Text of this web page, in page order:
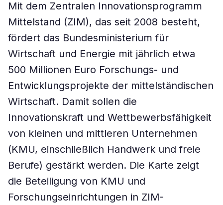
Mit dem Zentralen Innovationsprogramm
Mittelstand (ZIM), das seit 2008 besteht,
fördert das Bundesministerium für
Wirtschaft und Energie mit jährlich etwa
500 Millionen Euro Forschungs- und
Entwicklungsprojekte der mittelständischen
Wirtschaft. Damit sollen die
Innovationskraft und Wettbewerbsfähigkeit
von kleinen und mittleren Unternehmen
(KMU, einschließlich Handwerk und freie
Berufe) gestärkt werden. Die Karte zeigt
die Beteiligung von KMU und
Forschungseinrichtungen in ZIM-